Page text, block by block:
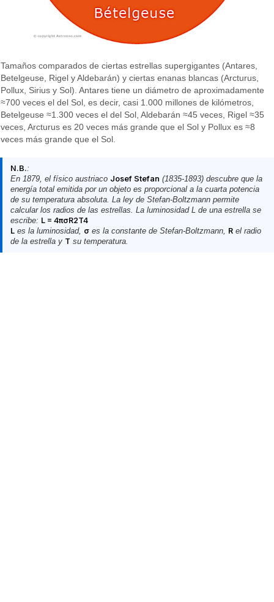
Tamaños comparados de ciertas estrellas supergigantes (Antares,
Betelgeuse, Rigel y Aldebarán) y ciertas enanas blancas (Arcturus,
Pollux, Sirius y Sol). Antares tiene un diámetro de aproximadamente
≈700 veces el del Sol, es decir, casi 1.000 millones de kilómetros,
Betelgeuse ≈1.300 veces el del Sol, Aldebarán ≈45 veces, Rigel ≈35
veces, Arcturus es 20 veces más grande que el Sol y Pollux es ≈8
veces más grande que el Sol.
N.B.:
En 1879, el físico austriaco Josef Stefan (1835-1893) descubre que la
energía total emitida por un objeto es proporcional a la cuarta potencia
de su temperatura absoluta. La ley de Stefan-Boltzmann permite
calcular los radios de las estrellas. La luminosidad L de una estrella se
escribe: L = 4πσR2T4
Les la luminosidad, σes la constante de Stefan-Boltzmann, Rel radio
de la estrella y T su temperatura.